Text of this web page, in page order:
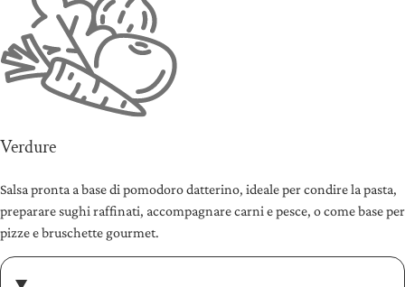
Verdure
Salsa pronta a base di pomodoro datterino, ideale per condire la pasta,
preparare sughi raffinati, accompagnare carni e pesce, o come base per
pizze e bruschette gourmet.